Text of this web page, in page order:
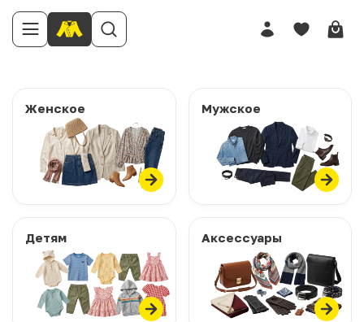
Женское Мужское
Детям Аксессуары